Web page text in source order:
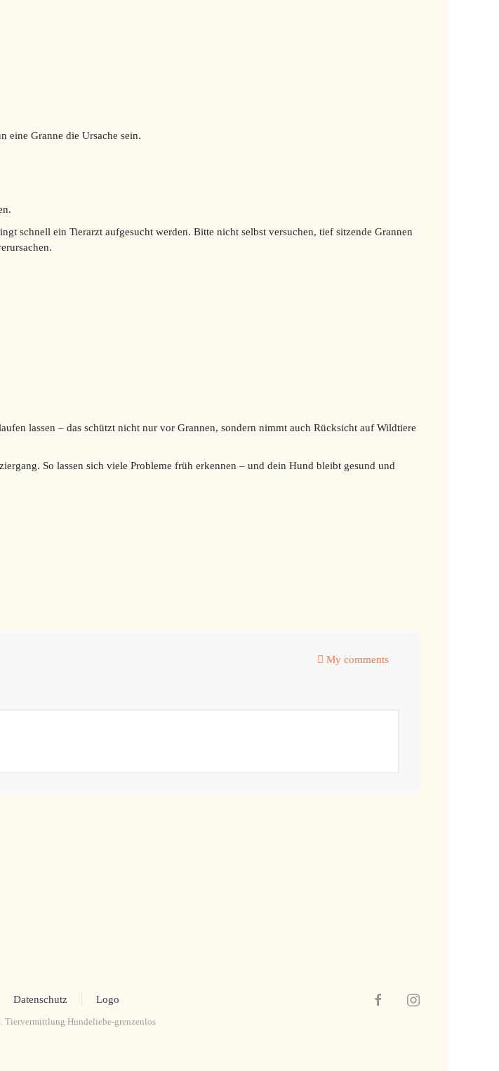
eine Granne die Ursache sein.
schnell ein Tierarzt aufgesucht werden. Bitte nicht selbst versuchen, tief sitzende Grannen
lassen – das schützt nicht nur vor Grannen, sondern nimmt auch Rücksicht auf Wildtiere
So lassen sich viele Probleme früh erkennen – und dein Hund bleibt gesund und
My comments
Datenschutz Logo
Tiervermittlung Hundeliebe-grenzenlos